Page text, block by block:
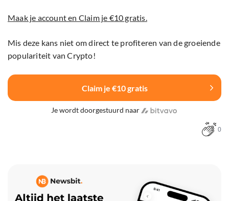
Maak je account en Claim je €10 gratis.
Mis deze kans niet om direct te profiteren van de groeiende
populariteit van Crypto!
Claim je €10 gratis
Je wordt doorgestuurd naar
0